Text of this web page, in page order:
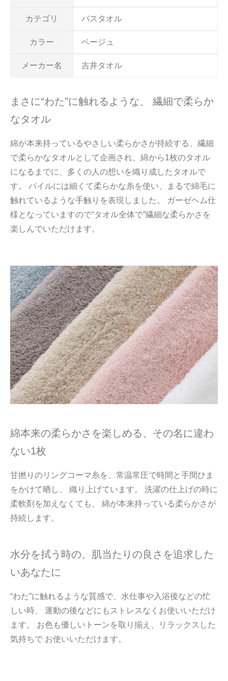
カテゴリ バスタオル
カラー ベージュ
メーカー名 吉井タオル
まさに“わた”に触れるような、 繊細で柔らか
なタオル
綿が本来持っているやさしい柔らかさが持続する、繊細
で柔らかなタオルとして企画され、綿から1枚のタオル
になるまでに、多くの人の想いを織り成したタオルで
す。 パイルには細くて柔らかな糸を使い、まるで綿毛に
触れているような手触りを表現しました。 ガーゼヘム仕
様となっていますので“タオル全体で”繊細な柔らかさを
楽しんでいただけます。
綿本来の柔らかさを楽しめる、その名に違わ
ない1枚
甘撚りのリングコーマ糸を、常温常圧で時間と手間ひま
をかけて晒し、 織り上げています。 洗濯の仕上げの時に
柔軟剤を加えなくても、 綿が本来持っている柔らかさが
持続します。
水分を拭う時の、肌当たりの良さを追求した
いあなたに
“わた”に触れるような質感で、水仕事や入浴後などの忙
しい時、 運動の後などにもストレスなくお使いいただけ
ます。 お色も優しいトーンを取り揃え、リラックスした
気持ちで お使いいただけます。